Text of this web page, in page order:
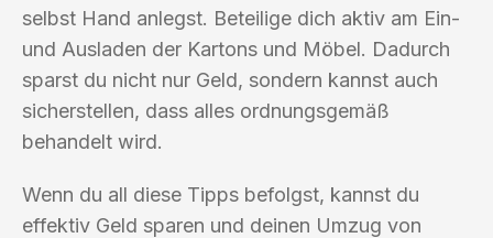
selbst Hand anlegst. Beteilige dich aktiv am Ein-
und Ausladen der Kartons und Möbel. Dadurch
sparst du nicht nur Geld, sondern kannst auch
sicherstellen, dass alles ordnungsgemäß
behandelt wird.
Wenn du all diese Tipps befolgst, kannst du
effektiv Geld sparen und deinen Umzug von